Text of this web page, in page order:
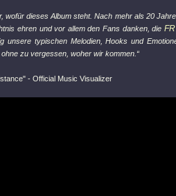
wofür dieses Album steht. Nach mehr als 20
ehren und vor allem den Fans danken, die
unsere typischen Melodien, Hooks und
zu vergessen, woher wir kommen.“
- Official Music Visualizer